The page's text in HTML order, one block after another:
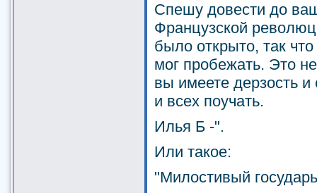
Спешу довести до
Французской
было открыто, так что
мог пробежать. Это
вы имеете дерзость
и всех поучать.
Илья Б -".
Или такое:
"Милостивый